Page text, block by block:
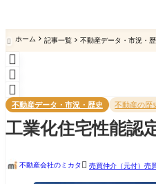
 ホーム 記事一覧 不動産データ・市況・



不動産データ・市況・歴史 不動産の歴
工業化住宅性能認
不動産会社のミカタ 売買仲介（元付） 売